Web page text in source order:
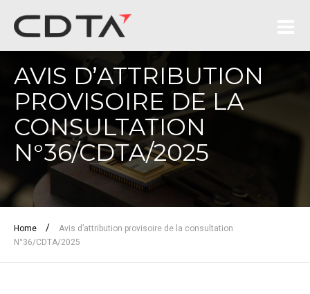
AVIS D’ATTRIBUTION
PROVISOIRE DE LA
CONSULTATION
N°36/CDTA/2025
Home /
Avis d’attribution provisoire de la consultation
N°36/CDTA/2025